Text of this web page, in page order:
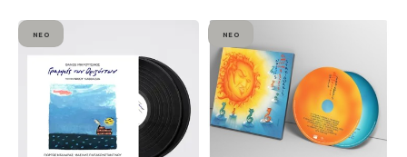
ΝΈΟ ΝΈΟ